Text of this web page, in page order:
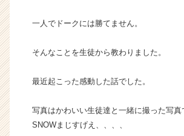
一人でドークには勝てません。
そんなことを生徒から教わりました。
最近起こった感動した話でした。
写真はかわいい生徒達と一緒に撮った写真
SNOWまじすげえ、、、、